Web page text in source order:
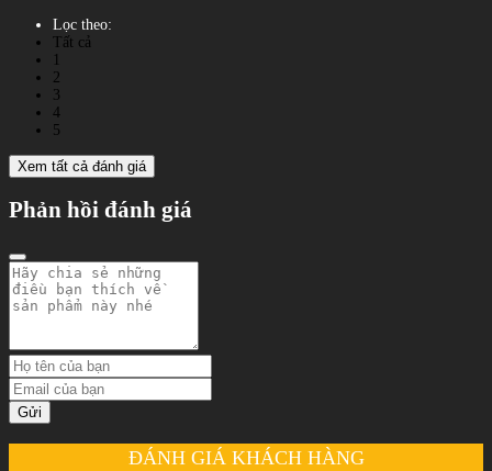
Lọc theo:
Tất cả
2
3
4
5
Xem tất cả đánh giá
Phản hồi đánh giá
Gửi
ĐÁNH GIÁ KHÁCH HÀNG